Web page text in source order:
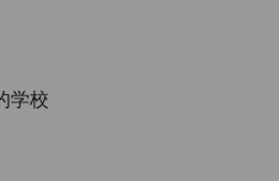
学校